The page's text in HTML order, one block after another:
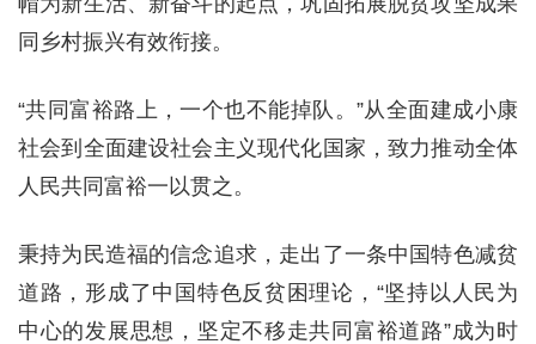
同乡村振兴有效衔接。
“共同富裕路上，一个也不能掉队。”从全面建成小康
社会到全面建设社会主义现代化国家，致力推动全体
人民共同富裕一以贯之。
秉持为民造福的信念追求，走出了一条中国特色减贫
道路，形成了中国特色反贫困理论，“坚持以人民为
中心的发展思想，坚定不移走共同富裕道路”成为时